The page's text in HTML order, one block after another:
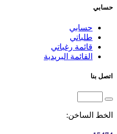
حسابي
حسابي
طلباتي
قائمة رغباتي
القائمة البريدية
اتصل بنا
الخط الساخن: